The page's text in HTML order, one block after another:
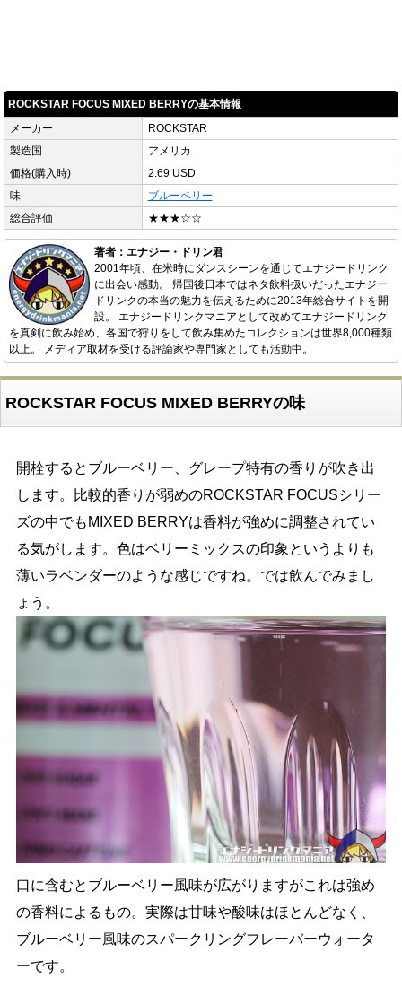
ROCKSTAR FOCUS MIXED BERRYの基本情報
メーカー
ROCKSTAR
製造国
アメリカ
価格(購入時)
2.69 USD
味
ブルーベリー
総合評価
★★★☆☆
著者：エナジー・ドリン君
2001年頃、在米時にダンスシーンを通じてエナジードリンク
に出会い感動。 帰国後日本ではネタ飲料扱いだったエナジー
ドリンクの本当の魅力を伝えるために2013年総合サイトを開
設。 エナジードリンクマニアとして改めてエナジードリンク
を真剣に飲み始め、各国で狩りをして飲み集めたコレクションは世界8,000種類
以上。 メディア取材を受ける評論家や専門家としても活動中。
ROCKSTAR FOCUS MIXED BERRYの味
開栓するとブルーベリー、グレープ特有の香りが吹き出
します。比較的香りが弱めのROCKSTAR FOCUSシリー
ズの中でもMIXED BERRYは香料が強めに調整されてい
る気がします。色はベリーミックスの印象というよりも
薄いラベンダーのような感じですね。では飲んでみまし
ょう。
口に含むとブルーベリー風味が広がりますがこれは強め
の香料によるもの。実際は甘味や酸味はほとんどなく、
ブルーベリー風味のスパークリングフレーバーウォータ
ーです。